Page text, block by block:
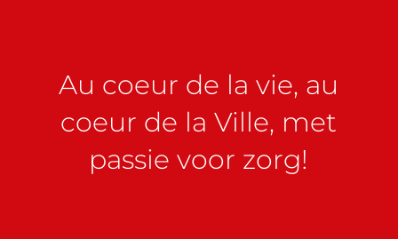
Au coeur de la vie, au
coeur de la Ville, met
passie voor zorg!